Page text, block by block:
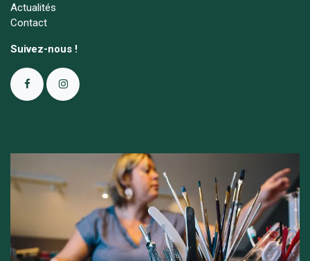
Actualités
Contact
Suivez-nous !